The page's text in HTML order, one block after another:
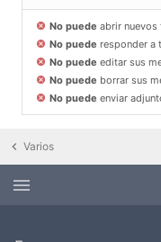
No puede abrir nuevos
No puede responder a
No puede editar sus
No puede borrar sus
No puede enviar
Varios